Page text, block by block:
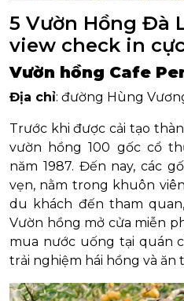
5 Vườn Hồng Đà
view check in
Vườn hồng Cafe
Địa chỉ: đường Hùng
Trước khi được cải tạo
vườn hồng 100 gốc cổ
năm 1987. Đến nay, các
vẹn, nằm trong khuôn
du khách đến tham
Vườn hồng mở cửa miễn
mua nước uống tại quán
trải nghiệm hái hồng và ăn